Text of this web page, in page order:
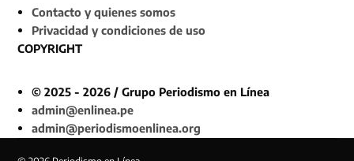
Contacto y quienes somos
Privacidad y condiciones de uso
COPYRIGHT
© 2025 - 2026 / Grupo Periodismo en Línea
admin@enlinea.pe
admin@periodismoenlinea.org